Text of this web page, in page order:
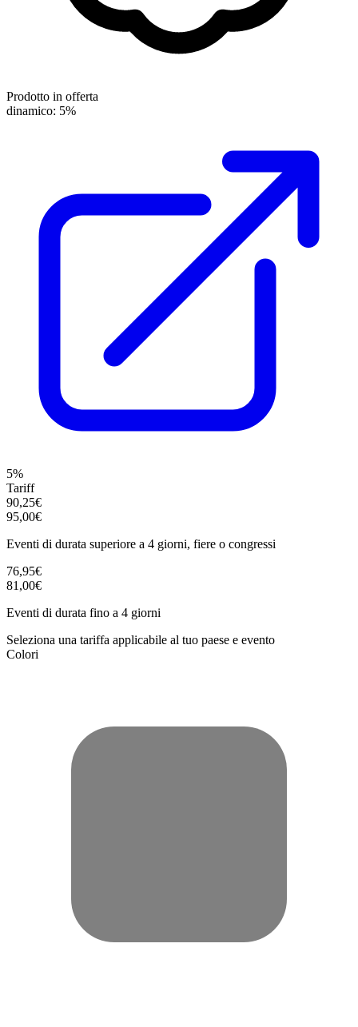
Prodotto in offerta
dinamico: 5%
5%
Tariff
90,25€
95,00€
Eventi di durata superiore a 4 giorni, fiere o congressi
76,95€
81,00€
Eventi di durata fino a 4 giorni
Seleziona una tariffa applicabile al tuo paese e evento
Colori